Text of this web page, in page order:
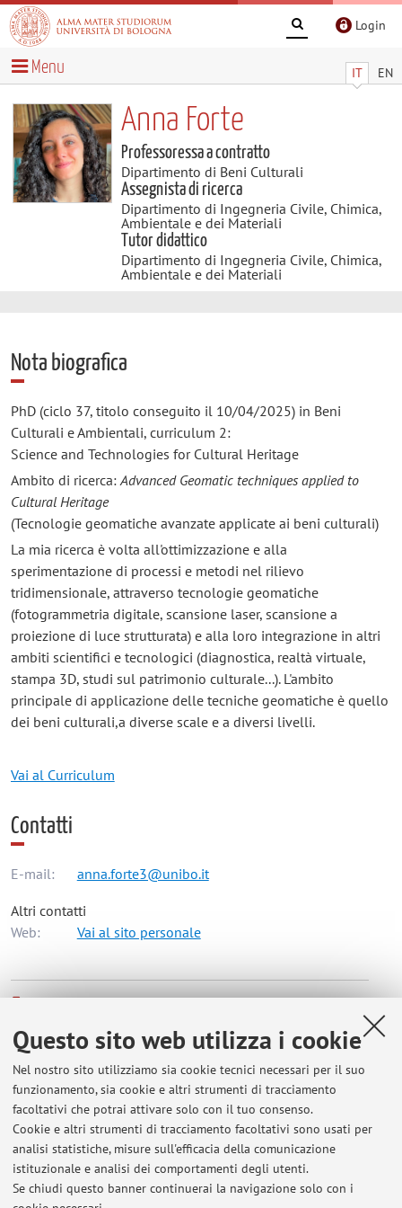
Questo sito web utilizza i cookie
Nel nostro sito utilizziamo sia cookie tecnici necessari per il suo
funzionamento, sia cookie e altri strumenti di tracciamento
facoltativi che potrai attivare solo con il tuo consenso.
Cookie e altri strumenti di tracciamento facoltativi sono usati per
analisi statistiche, misure sull'efficacia della comunicazione
istituzionale e analisi dei comportamenti degli utenti.
Se chiudi questo banner continuerai la navigazione solo con i
Login
IT EN
Menu
Anna Forte
Professoressa a contratto
Dipartimento di Beni Culturali
Assegnista di ricerca
Dipartimento di Ingegneria Civile, Chimica,
Ambientale e dei Materiali
Tutor didattico
Dipartimento di Ingegneria Civile, Chimica,
Ambientale e dei Materiali
Nota biografica
PhD (ciclo 37, titolo conseguito il 10/04/2025) in Beni
Culturali e Ambientali, curriculum 2:
Science and Technologies for Cultural Heritage
Ambito di ricerca: Advanced Geomatic techniques applied to
Cultural Heritage
(Tecnologie geomatiche avanzate applicate ai beni culturali)
La mia ricerca è volta all'ottimizzazione e alla
sperimentazione di processi e metodi nel rilievo
tridimensionale, attraverso tecnologie geomatiche
(fotogrammetria digitale, scansione laser, scansione a
proiezione di luce strutturata) e alla loro integrazione in altri
ambiti scientifici e tecnologici (diagnostica, realtà virtuale,
stampa 3D, studi sul patrimonio culturale...). L'ambito
principale di applicazione delle tecniche geomatiche è quello
dei beni culturali,a diverse scale e a diversi livelli.
Vai al Curriculum
Contatti
E-mail: anna.forte3@unibo.it
Altri contatti
Web:
Vai al sito personale
Dipartimento di Ingegneria Civile, Chimica, Ambientale e
Viale del Risorgimento 2, Bologna -Vai alla mappa
Risorse in rete
ORCID